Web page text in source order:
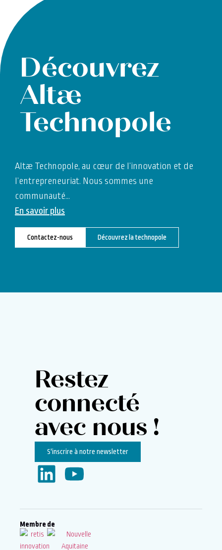
Découvrez
Altæ
Technopole
Altæ Technopole, au cœur de l’innovation et de
l’entrepreneuriat. Nous sommes une
communauté…
En savoir plus
Contactez-nous Découvrez la technopole
Restez
connecté
avec nous !
S'inscrire à notre newsletter
Membre de